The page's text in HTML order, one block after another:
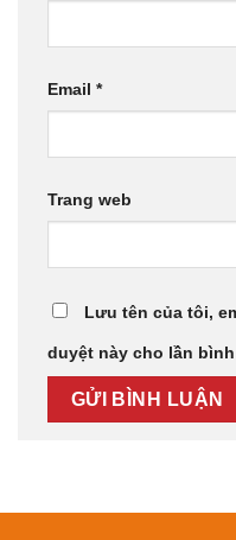
Email *
Trang web
Lưu tên của tôi,
duyệt này cho lần